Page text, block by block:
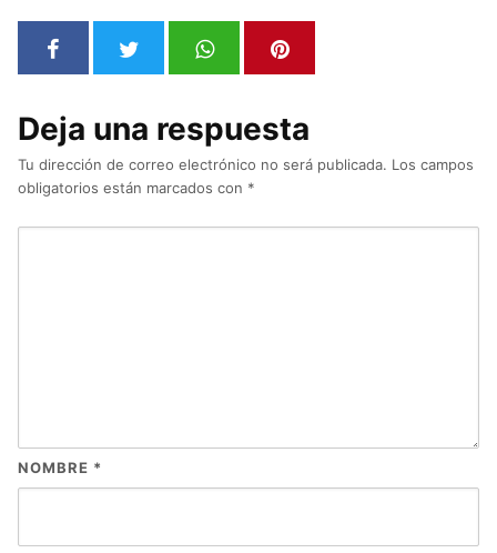
Deja una respuesta
Tu dirección de correo electrónico no será publicada. Los campos
obligatorios están marcados con *
NOMBRE *